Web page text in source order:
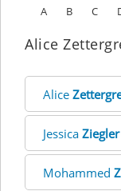
A B C
Alice
Alice
Jessica Ziegler
Mohammed